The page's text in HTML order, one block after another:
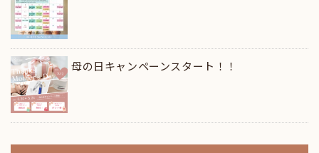
母の日キャンペーンスタート！！